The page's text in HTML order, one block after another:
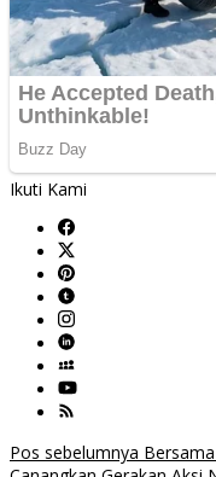
Ikuti Kami
Navigasi
Pos sebelumnya